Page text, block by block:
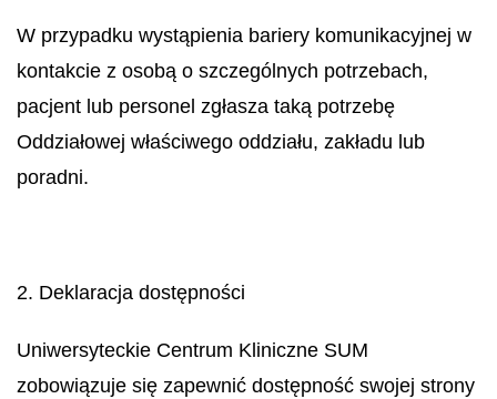
W przypadku wystąpienia bariery komunikacyjnej w
kontakcie z osobą o szczególnych potrzebach,
pacjent lub personel zgłasza taką potrzebę
Oddziałowej właściwego oddziału, zakładu lub
poradni.
2. Deklaracja dostępności
Uniwersyteckie Centrum Kliniczne SUM
zobowiązuje się zapewnić dostępność swojej strony